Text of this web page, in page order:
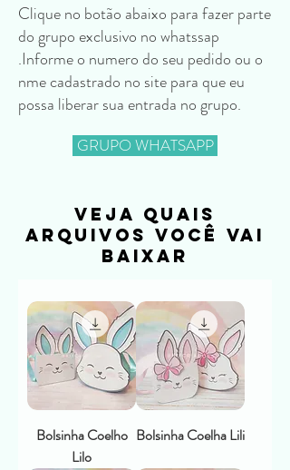
Clique no botão abaixo para fazer parte
do grupo exclusivo no whatssap
.Informe o numero do seu pedido ou o
nme cadastrado no site para que eu
possa liberar sua entrada no grupo.
GRUPO WHATSAPP
veja quais
arquivos você vai
baixar
Bolsinha Coelho
Lilo
Bolsinha Coelha Lili